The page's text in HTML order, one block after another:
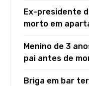
Ex-presidente
morto em
Menino de 3
pai antes de
Briga em bar